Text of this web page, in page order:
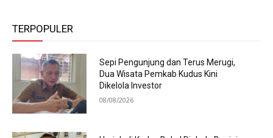
TERPOPULER
Sepi Pengunjung dan Terus Merugi,
Dua Wisata Pemkab Kudus Kini
Dikelola Investor
08/08/2026